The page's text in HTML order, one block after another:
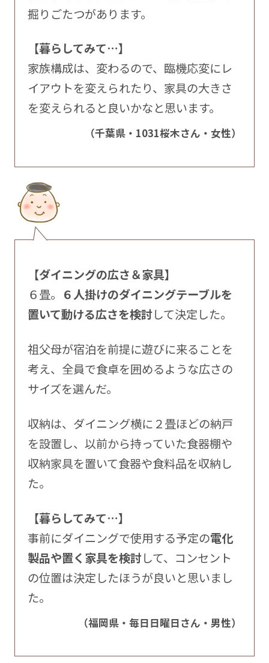
掘りごたつがあります。
【暮らしてみて…】
家族構成は、変わるので、臨機応変にレ
イアウトを変えられたり、家具の大きさ
を変えられると良いかなと思います。
（千葉県・1031桜木さん・女性）
【ダイニングの広さ＆家具】
６畳。 ６人掛けのダイニングテーブルを
置いて動ける広さを検討して決定した。
祖父母が宿泊を前提に遊びに来ることを
考え、全員で食卓を囲めるような広さの
サイズを選んだ。
収納は、ダイニング横に２畳ほどの納戸
を設置し、以前から持っていた食器棚や
収納家具を置いて食器や食料品を収納し
た。
【暮らしてみて…】
事前にダイニングで使用する予定の電化
製品や置く家具を検討して、コンセント
の位置は決定したほうが良いと思いまし
た。
（福岡県・毎日日曜日さん・男性）